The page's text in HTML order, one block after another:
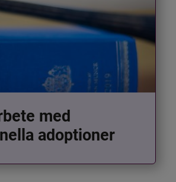
med
adoptioner